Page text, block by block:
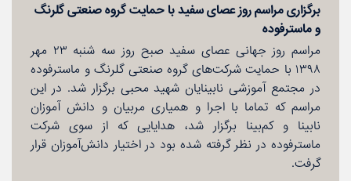
برگزاری مراسم روز عصای سفید با حمایت گروه صنعتی گلرنگ
و ماسترفوده
مراسم روز جهانی عصای سفید صبح روز سه شنبه ۲۳ مهر
۱۳۹۸ با حمایت شركت‌های گروه صنعتی گلرنگ و ماسترفوده
در مجتمع آموزشی نابینایان شهید محبی برگزار شد. در این
مراسم كه تماما با اجرا و همیاری مربیان و دانش آموزان
نابینا و كم‌بینا برگزار شد، هدایایی كه از سوی شركت
ماسترفوده در نظر گرفته شده بود در اختیار دانش‌آموزان قرار
گرفت.